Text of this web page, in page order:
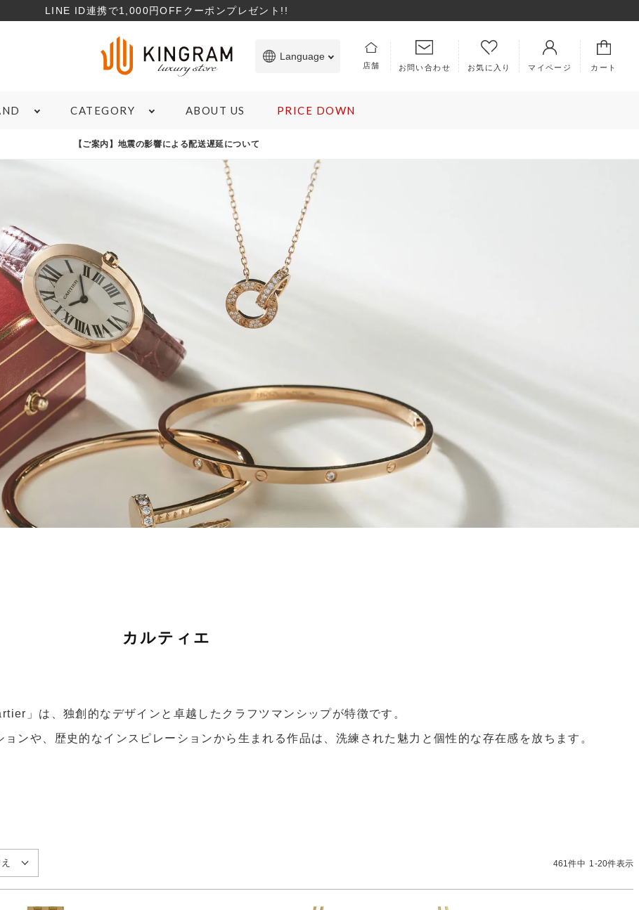
LINE ID連携で1,000円OFFクーポンプレゼント!!
Language
店舗 お問い合わせ お気に入り マイページ カート
CATEGORY ABOUT US PRICE DOWN
象商品 心斎橋店在庫あり コンディションランクS
在庫有無
性別
商品ランク
ジュエリー＆アクセサリー
腕時計
アパレル
SHOPPING GUIDE
サービスについて
商品のランクについて
宅配買取について
お支払いについて
配送について
返品について
店舗お取り寄せについて
お気に入り機能について
コラム
特集
お知らせ
キングラムラグジュアリーストア心斎橋本店
【ご案内】地震の影響による配送遅延について
カルティエ
」は、独創的なデザインと卓越したクラフツマンシップが特徴です。
ンや、歴史的なインスピレーションから生まれる作品は、洗練された魅力と個性的な存在感を放ちます。
461件中 1-20件表示